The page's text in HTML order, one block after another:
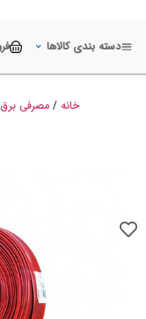
دسته بندی کالاها
خانه /مصرفی